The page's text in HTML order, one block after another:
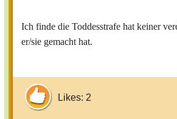
Ich finde die Toddesstrafe hat keiner
er/sie gemacht hat.
Likes: 2